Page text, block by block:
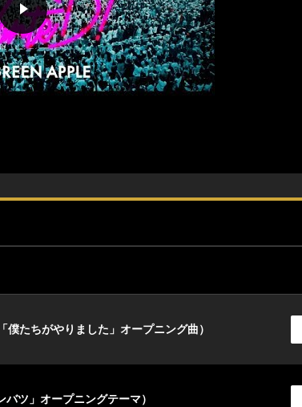
たちがやりました」オープニング曲）
ツ」オープニングテーマ）